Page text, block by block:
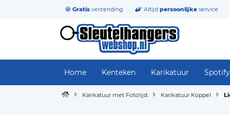
Gratis verzending Altijd persoonlijke service
Home Kenteken Karikatuur Spotify
Karikatuur met Fotolijst Karikatuur Koppel